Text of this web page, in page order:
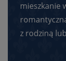
mieszkanie
z rodziną